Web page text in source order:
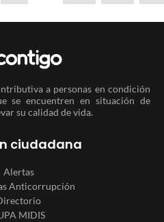
a personas en condición
se encuentren en situación de
su calidad de vida.
ciudadana
Alertas
Anticorrupción
MIDIS